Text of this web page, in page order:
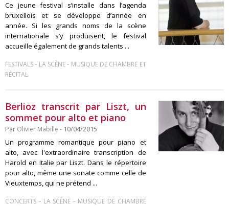
Ce jeune festival s’installe dans l’agenda
bruxellois et se développe d’année en
année. Si les grands noms de la scène
internationale s’y produisent, le festival
accueille également de grands talents ...
FESTIVALS- LA SCÈNE- MUSIQUE DE CHAMBRE ET
RÉCITAL
Berlioz transcrit par Liszt, un
sommet pour alto et piano
Par Olivier Mabille - 10/04/2015
Un programme romantique pour piano et
alto, avec l'extraordinaire transcription de
Harold en Italie par Liszt. Dans le répertoire
pour alto, même une sonate comme celle de
Vieuxtemps, qui ne prétend ...
CONCERTS - LA SCÈNE - MUSIQUE DE CHAMBRE